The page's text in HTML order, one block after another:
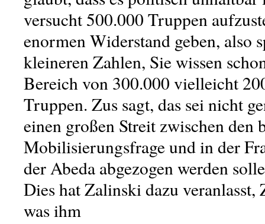
versucht 500.000 Truppen
enormen Widerstand geben, also
kleineren Zahlen, Sie wissen
Bereich von 300.000 vielleicht
Truppen. Zus sagt, das sei nicht
einen großen Streit zwischen den
Mobilisierungsfrage und in der
der Abeda abgezogen werden
Dies hat Zalinski dazu veranlasst,
was ihm